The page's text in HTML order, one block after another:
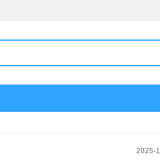
2025-